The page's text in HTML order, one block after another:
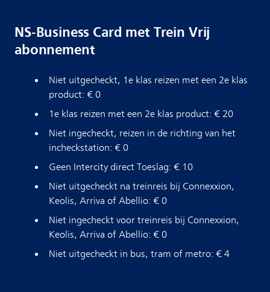
NS-Business Card met Trein Vrij
abonnement
Niet uitgecheckt, 1e klas reizen met een 2e klas
product: € 0
1e klas reizen met een 2e klas product: € 20
Niet ingecheckt, reizen in de richting van het
incheckstation: € 0
Geen Intercity direct Toeslag: € 10
Niet uitgecheckt na treinreis bij Connexxion,
Keolis, Arriva of Abellio: € 0
Niet ingecheckt voor treinreis bij Connexxion,
Keolis, Arriva of Abellio: € 0
Niet uitgecheckt in bus, tram of metro: € 4